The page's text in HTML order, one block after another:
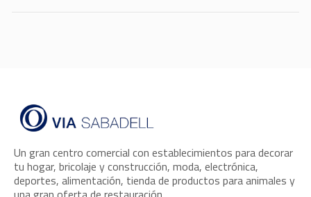
Un gran centro comercial con establecimientos para decorar
tu hogar, bricolaje y construcción, moda, electrónica,
deportes, alimentación, tienda de productos para animales y